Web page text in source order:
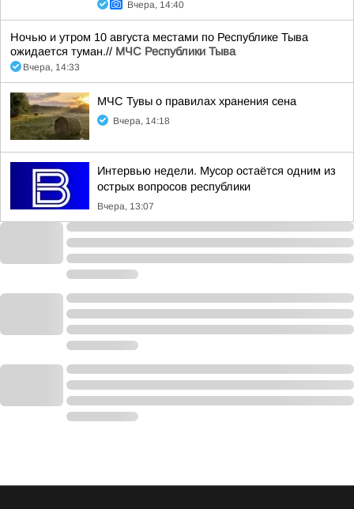
Вчера, 14:40
Ночью и утром 10 августа местами по Республике Тыва
ожидается туман.// МЧС Республики Тыва
Вчера, 14:33
МЧС Тувы о правилах хранения сена
Вчера, 14:18
Интервью недели. Мусор остаётся одним из
острых вопросов республики
Вчера, 13:07